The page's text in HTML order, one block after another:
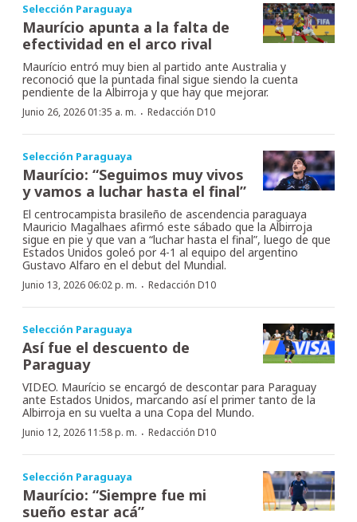
Selección Paraguaya
Maurício apunta a la falta de
efectividad en el arco rival
Maurício entró muy bien al partido ante Australia y
reconoció que la puntada final sigue siendo la cuenta
pendiente de la Albirroja y que hay que mejorar.
Junio 26, 2026 01:35 a. m. · Redacción D10
Selección Paraguaya
Maurício: “Seguimos muy vivos
y vamos a luchar hasta el final”
El centrocampista brasileño de ascendencia paraguaya
Mauricio Magalhaes afirmó este sábado que la Albirroja
sigue en pie y que van a “luchar hasta el final”, luego de que
Estados Unidos goleó por 4-1 al equipo del argentino
Gustavo Alfaro en el debut del Mundial.
Junio 13, 2026 06:02 p. m. · Redacción D10
Selección Paraguaya
Así fue el descuento de
Paraguay
VIDEO. Maurício se encargó de descontar para Paraguay
ante Estados Unidos, marcando así el primer tanto de la
Albirroja en su vuelta a una Copa del Mundo.
Junio 12, 2026 11:58 p. m. · Redacción D10
Selección Paraguaya
Maurício: “Siempre fue mi
sueño estar acá”